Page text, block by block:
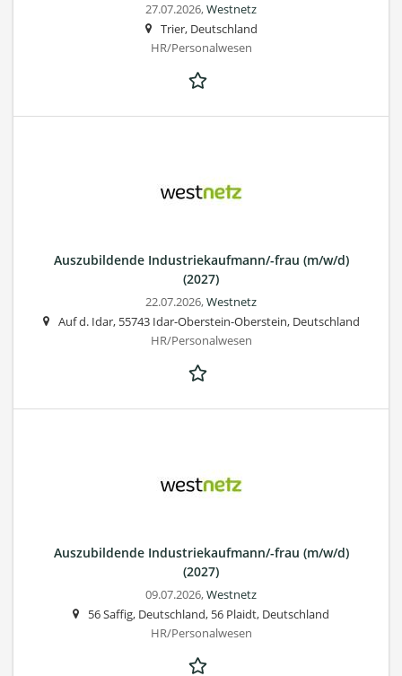
27.07.2026,Westnetz
Trier, Deutschland
HR/Personalwesen
Auszubildende Industriekaufmann/-frau (m/w/d)
(2027)
22.07.2026,Westnetz
Auf d. Idar, 55743 Idar-Oberstein-Oberstein, Deutschland
HR/Personalwesen
Auszubildende Industriekaufmann/-frau (m/w/d)
(2027)
09.07.2026,Westnetz
56 Saffig, Deutschland, 56 Plaidt, Deutschland
HR/Personalwesen